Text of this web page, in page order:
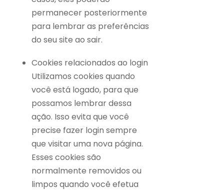
permanecer posteriormente
para lembrar as preferências
do seu site ao sair.
Cookies relacionados ao login
Utilizamos cookies quando
você está logado, para que
possamos lembrar dessa
ação. Isso evita que você
precise fazer login sempre
que visitar uma nova página.
Esses cookies são
normalmente removidos ou
limpos quando você efetua